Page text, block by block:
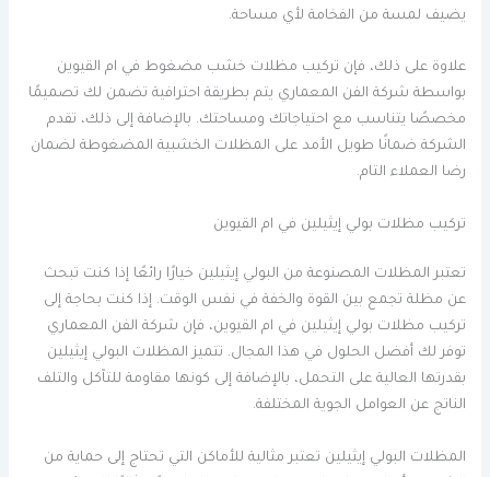
يضيف لمسة من الفخامة لأي مساحة.
علاوة على ذلك، فإن تركيب مظلات خشب مضغوط في ام القيوين
بواسطة شركة الفن المعماري يتم بطريقة احترافية تضمن لك تصميمًا
مخصصًا يتناسب مع احتياجاتك ومساحتك. بالإضافة إلى ذلك، تقدم
الشركة ضمانًا طويل الأمد على المظلات الخشبية المضغوطة لضمان
رضا العملاء التام.
تركيب مظلات بولي إيثيلين في ام القيوين
تعتبر المظلات المصنوعة من البولي إيثيلين خيارًا رائعًا إذا كنت تبحث
عن مظلة تجمع بين القوة والخفة في نفس الوقت. إذا كنت بحاجة إلى
تركيب مظلات بولي إيثيلين في ام القيوين، فإن شركة الفن المعماري
توفر لك أفضل الحلول في هذا المجال. تتميز المظلات البولي إيثيلين
بقدرتها العالية على التحمل، بالإضافة إلى كونها مقاومة للتآكل والتلف
الناتج عن العوامل الجوية المختلفة.
المظلات البولي إيثيلين تعتبر مثالية للأماكن التي تحتاج إلى حماية من